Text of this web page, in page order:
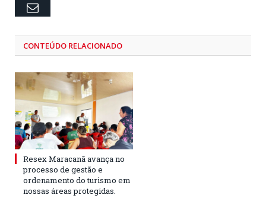
Email
CONTEÚDO RELACIONADO
Resex Maracanã avança no
processo de gestão e
ordenamento do turismo em
nossas áreas protegidas.